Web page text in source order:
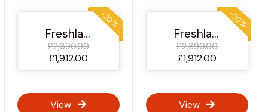
Freshlabels.cz
£2,390.00
£1,912.00
-20%
View
Freshlabels.cz
£2,390.00
£1,912.00
-20%
View